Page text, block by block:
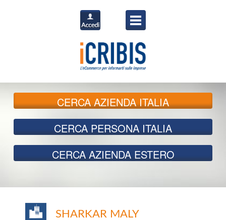
CERCAAZIENDA ITALIA
CERCA PERSONA ITALIA
CERCA AZIENDA ESTERO
SHARKAR MALY